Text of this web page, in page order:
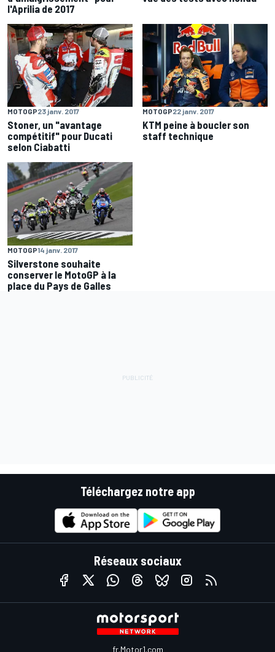
l'Aprilia de 2017
MOTOGP23 janv. 2017
Stoner, un "avantage
compétitif" pour Ducati
selon Ciabatti
MOTOGP22 janv. 2017
KTM peine à boucler son
staff technique
MOTOGP14 janv. 2017
Silverstone souhaite
conserver le MotoGP à la
place du Pays de Galles
Téléchargez notre app
Réseaux sociaux
fr.Motor1.com